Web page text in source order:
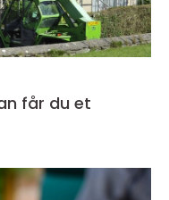
får du et